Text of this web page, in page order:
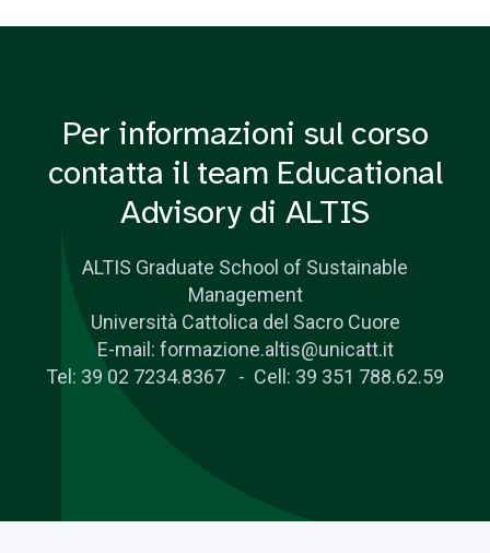
Per informazioni sul corso
contatta il team Educational
Advisory di ALTIS
ALTIS Graduate School of Sustainable
Management
Università Cattolica del Sacro Cuore
E-mail: formazione.altis@unicatt.it
Tel: 39 02 7234.8367 - Cell: 39 351 788.62.59